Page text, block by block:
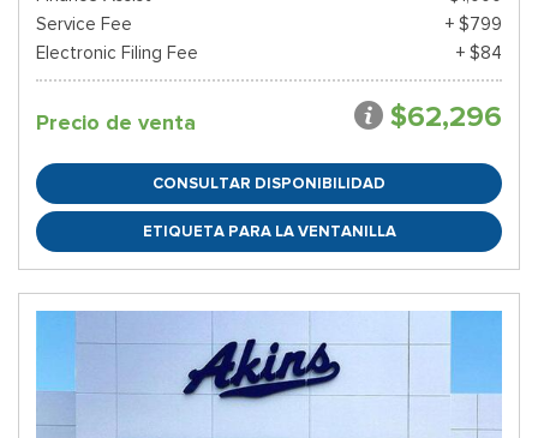
Service Fee
+ $799
Electronic Filing Fee
+ $84
Precio de venta $62,296
CONSULTAR DISPONIBILIDAD
ETIQUETA PARA LA VENTANILLA